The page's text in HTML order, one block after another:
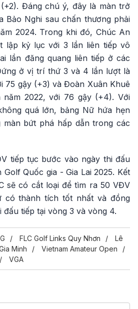
Đáng chú ý, đây là màn trở
Bảo Nghi sau chấn thương phải
2024. Trong khi đó, Chúc An
lập kỷ lục với 3 lần liên tiếp vô
lần đăng quang liên tiếp ở các
ở vị trí thứ 3 và 4 lần lượt là
75 gậy (+3) và Đoàn Xuân Khuê
2022, với 76 gậy (+4). Với
quá lớn, bảng Nữ hứa hẹn
màn bứt phá hấp dẫn trong các
tiếp tục bước vào ngày thi đấu
Golf Quốc gia - Gia Lai 2025. Kết
sẽ có cắt loại để tìm ra 50 VĐV
có thành tích tốt nhất và đồng
đấu tiếp tại vòng 3 và vòng 4.
FLC Golf Links Quy Nhơn
Lê
Minh
Vietnam Amateur Open
VGA